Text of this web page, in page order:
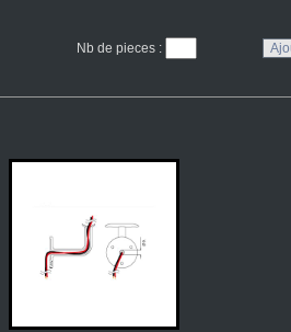
Nb de pieces: